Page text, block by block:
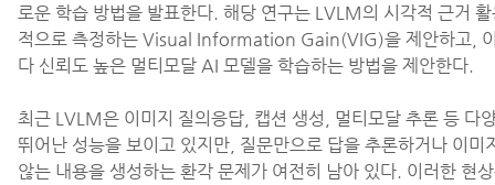
로운 학습 방법을 발표한다. 해당 연구는 LVLM의 시각적 근거
적으로 측정하는 Visual Information Gain(VIG)을 제안하고,
다 신뢰도 높은 멀티모달 AI 모델을 학습하는 방법을 제안한다.
최근 LVLM은 이미지 질의응답, 캡션 생성, 멀티모달 추론 등 다
뛰어난 성능을 보이고 있지만, 질문만으로 답을 추론하거나 이미
않는 내용을 생성하는 환각 문제가 여전히 남아 있다. 이러한 현